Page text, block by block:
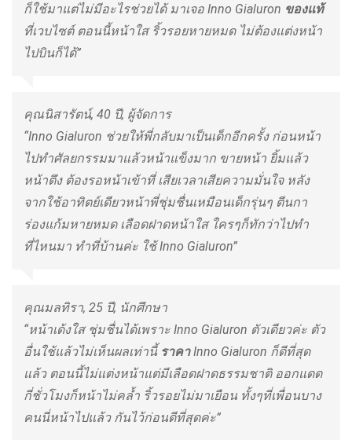
ก็ใช้มาแต่ไม่มีอะไรช่วยได้ มาเจอ Inno Gialuron ของแท้
ที่เวบไซต์ ตอนนี้หน้าใส ริ้วรอยหายหมด ไม่ต้องแต่งหน้า
ไปบินก็ได้”
คุณนิสารัตน์, 40 ปี, ผู้จัดการ
“Inno Gialuron ช่วยให้พี่กลับมาเป็นเด็กอีกครั้ง ก่อนหน้า
ไปทำศัลยกรรมมาแล้วหน้าแข็งมาก ขายหน้า ยิ้มแล้ว
หน้าตึง ต้องรอหน้าเข้าที่ เสียเวลาเสียความมั่นใจ หลัง
จากใช้อาทิตย์เดียวหน้าพี่ชุ่มชื่นเหมือนเด็กรุ่นๆ ตีนกา
ร่องแก้มหายหมด เลือดฝาดหน้าใส ใครๆก็ทักว่าไปทำ
ที่ไหนมา ทำที่บ้านค่ะ ใช้ Inno Gialuron”
คุณมลทิรา, 25 ปี, นักศึกษา
“หน้าเด้งใส ชุ่มชื่นได้เพราะ Inno Gialuron ตัวเดียวค่ะ ตัว
อื่นใช้แล้วไม่เห็นผลเท่านี้ ราคาInno Gialuron ก็ดีที่สุด
แล้ว ตอนนี้ไม่แต่งหน้าแต่มีเลือดฝาดธรรมชาติ ออกแดด
กี่ชั่วโมงก็หน้าไม่คล้ำ ริ้วรอยไม่มาเยือน ทั้งๆที่เพื่อนบาง
คนนี่หน้าไปแล้ว กันไว้ก่อนดีที่สุดค่ะ”